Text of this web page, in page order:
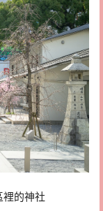
裡的神社